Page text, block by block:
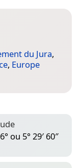
du Jura,
, Europe
ou 5° 29′ 60″